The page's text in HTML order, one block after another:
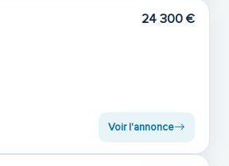
24 300 €
Voir l'annonce